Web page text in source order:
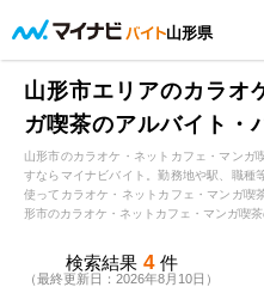
山形県
山形市エリアのカラオ
ガ喫茶のアルバイト・
山形市のカラオケ・ネットカフェ・マンガ
すならマイナビバイト。勤務地や駅、職種
使ってカラオケ・ネットカフェ・マンガ喫
形市のカラオケ・ネットカフェ・マンガ喫
検索結果 4 件
（最終更新日：2026年8月10日）